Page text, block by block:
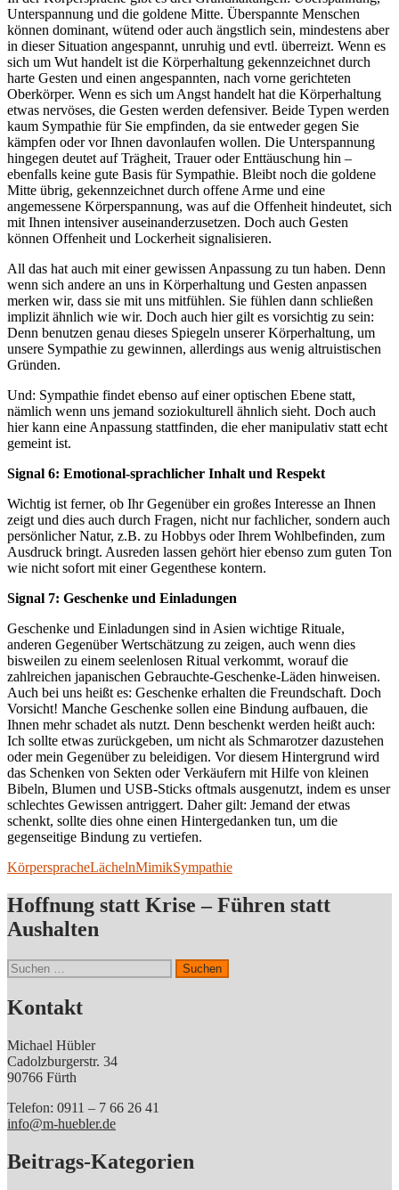
Unterspannung und die goldene Mitte. Überspannte Menschen
können dominant, wütend oder auch ängstlich sein, mindestens aber
in dieser Situation angespannt, unruhig und evtl. überreizt. Wenn es
sich um Wut handelt ist die Körperhaltung gekennzeichnet durch
harte Gesten und einen angespannten, nach vorne gerichteten
Oberkörper. Wenn es sich um Angst handelt hat die Körperhaltung
etwas nervöses, die Gesten werden defensiver. Beide Typen werden
kaum Sympathie für Sie empfinden, da sie entweder gegen Sie
kämpfen oder vor Ihnen davonlaufen wollen. Die Unterspannung
hingegen deutet auf Trägheit, Trauer oder Enttäuschung hin –
ebenfalls keine gute Basis für Sympathie. Bleibt noch die goldene
Mitte übrig, gekennzeichnet durch offene Arme und eine
angemessene Körperspannung, was auf die Offenheit hindeutet, sich
mit Ihnen intensiver auseinanderzusetzen. Doch auch Gesten
können Offenheit und Lockerheit signalisieren.
All das hat auch mit einer gewissen Anpassung zu tun haben. Denn
wenn sich andere an uns in Körperhaltung und Gesten anpassen
merken wir, dass sie mit uns mitfühlen. Sie fühlen dann schließen
implizit ähnlich wie wir. Doch auch hier gilt es vorsichtig zu sein:
Denn benutzen genau dieses Spiegeln unserer Körperhaltung, um
unsere Sympathie zu gewinnen, allerdings aus wenig altruistischen
Gründen.
Und: Sympathie findet ebenso auf einer optischen Ebene statt,
nämlich wenn uns jemand soziokulturell ähnlich sieht. Doch auch
hier kann eine Anpassung stattfinden, die eher manipulativ statt echt
gemeint ist.
Signal 6: Emotional-sprachlicher Inhalt und Respekt
Wichtig ist ferner, ob Ihr Gegenüber ein großes Interesse an Ihnen
zeigt und dies auch durch Fragen, nicht nur fachlicher, sondern auch
persönlicher Natur, z.B. zu Hobbys oder Ihrem Wohlbefinden, zum
Ausdruck bringt. Ausreden lassen gehört hier ebenso zum guten Ton
wie nicht sofort mit einer Gegenthese kontern.
Signal 7: Geschenke und Einladungen
Geschenke und Einladungen sind in Asien wichtige Rituale,
anderen Gegenüber Wertschätzung zu zeigen, auch wenn dies
bisweilen zu einem seelenlosen Ritual verkommt, worauf die
zahlreichen japanischen Gebrauchte-Geschenke-Läden hinweisen.
Auch bei uns heißt es: Geschenke erhalten die Freundschaft. Doch
Vorsicht! Manche Geschenke sollen eine Bindung aufbauen, die
Ihnen mehr schadet als nutzt. Denn beschenkt werden heißt auch:
Ich sollte etwas zurückgeben, um nicht als Schmarotzer dazustehen
oder mein Gegenüber zu beleidigen. Vor diesem Hintergrund wird
das Schenken von Sekten oder Verkäufern mit Hilfe von kleinen
Bibeln, Blumen und USB-Sticks oftmals ausgenutzt, indem es unser
schlechtes Gewissen antriggert. Daher gilt: Jemand der etwas
schenkt, sollte dies ohne einen Hintergedanken tun, um die
gegenseitige Bindung zu vertiefen.
KörperspracheLächelnMimikSympathie
Hoffnung statt Krise – Führen statt
Aushalten
Suchen
nach:
Kontakt
Michael Hübler
Cadolzburgerstr. 34
90766 Fürth
Telefon: 0911 – 7 66 26 41
info@m-huebler.de
Beitrags-Kategorien